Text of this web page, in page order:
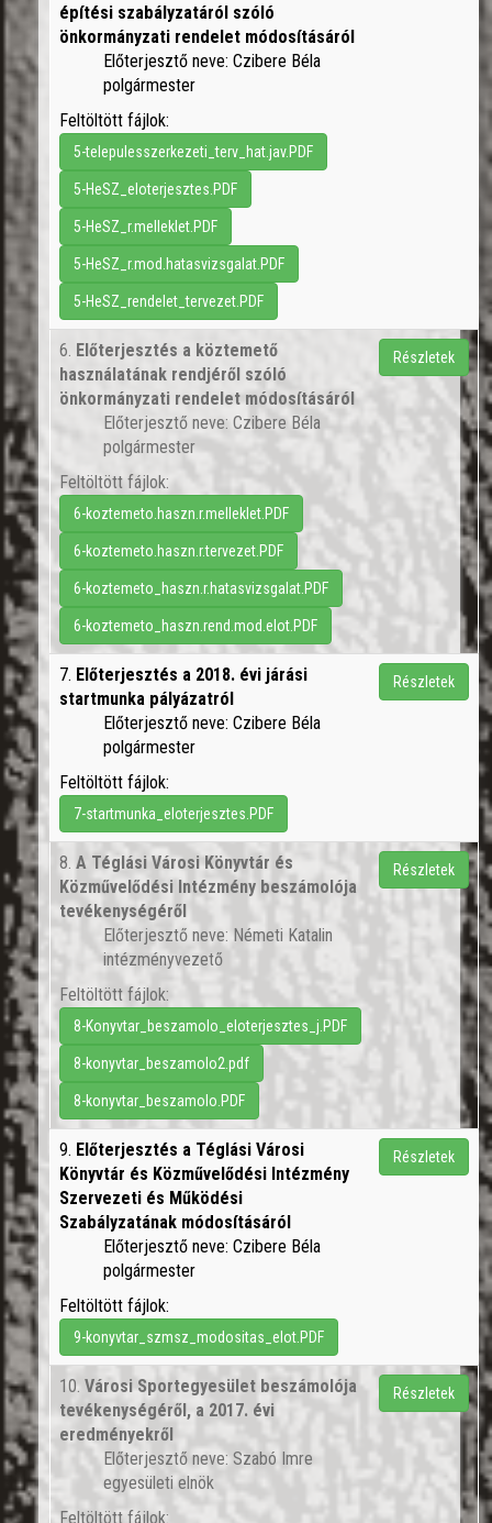
építési szabályzatáról szóló
önkormányzati rendelet módosításáról
Előterjesztő neve: Czibere Béla
polgármester
Feltöltött fájlok:
5-telepulesszerkezeti_terv_hat.jav.PDF
5-HeSZ_eloterjesztes.PDF
5-HeSZ_r.melleklet.PDF
5-HeSZ_r.mod.hatasvizsgalat.PDF
5-HeSZ_rendelet_tervezet.PDF
6. Előterjesztés a köztemető
használatának rendjéről szóló
önkormányzati rendelet módosításáról
Előterjesztő neve: Czibere Béla
polgármester
Feltöltött fájlok:
6-koztemeto.haszn.r.melleklet.PDF
6-koztemeto.haszn.r.tervezet.PDF
6-koztemeto_haszn.r.hatasvizsgalat.PDF
6-koztemeto_haszn.rend.mod.elot.PDF
Részletek
7. Előterjesztés a 2018. évi járási
startmunka pályázatról
Előterjesztő neve: Czibere Béla
polgármester
Feltöltött fájlok:
7-startmunka_eloterjesztes.PDF
Részletek
8. A Téglási Városi Könyvtár és
Közművelődési Intézmény beszámolója
tevékenységéről
Előterjesztő neve: Németi Katalin
intézményvezető
Feltöltött fájlok:
8-Konyvtar_beszamolo_eloterjesztes_j.PDF
8-konyvtar_beszamolo2.pdf
8-konyvtar_beszamolo.PDF
Részletek
9. Előterjesztés a Téglási Városi
Könyvtár és Közművelődési Intézmény
Szervezeti és Működési
Szabályzatának módosításáról
Előterjesztő neve: Czibere Béla
polgármester
Feltöltött fájlok:
9-konyvtar_szmsz_modositas_elot.PDF
Részletek
10. Városi Sportegyesület beszámolója
tevékenységéről, a 2017. évi
eredményekről
Előterjesztő neve: Szabó Imre
egyesületi elnök
Feltöltött fájlok:
Részletek